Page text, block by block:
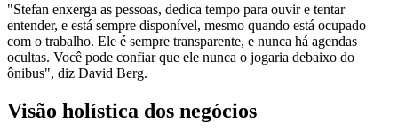
"Stefan enxerga as pessoas, dedica tempo para ouvir e tentar
entender, e está sempre disponível, mesmo quando está ocupado
com o trabalho. Ele é sempre transparente, e nunca há agendas
ocultas. Você pode confiar que ele nunca o jogaria debaixo do
ônibus", diz David Berg.
Visão holística dos negócios